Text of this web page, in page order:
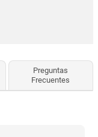
Preguntas
Frecuentes